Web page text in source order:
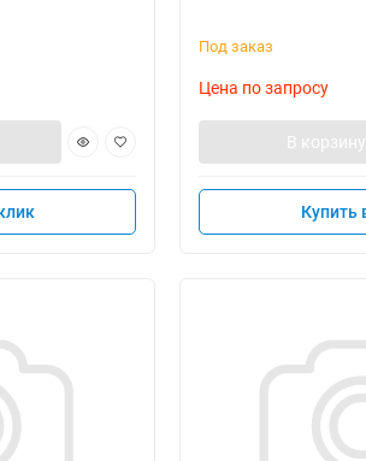
Под заказ
Цена по запросу
В корзину
Купить